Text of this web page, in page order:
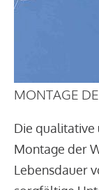
MONTAGE
Die qualitative
Montage der
Lebensdauer